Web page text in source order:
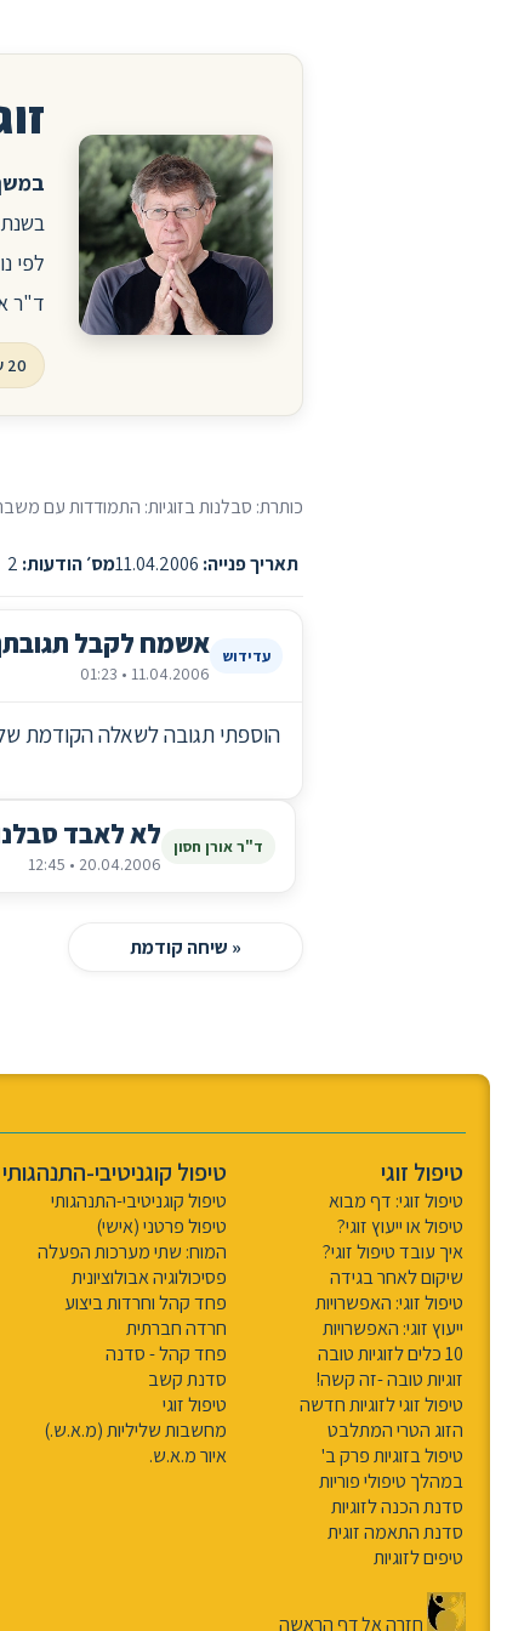
במשך 20 שנה ניהלתי את הפורום לזוגיות ויחסים
לפי
ד"ר
20 שנות פורום, עשרות אלפי שאלות ותשובות
כותרת: סבלנות בזוגיות: התמודדות עם
תאריך פנייה: מס׳ הודעות:
עדידוש אשמח לקבל
11.04.2006 • 01:23
הוספתי תגובה לשאלה הקודמת
ד"ר אורן חסון לא לאבד
20.04.2006 • 12:45
« שיחה קודמת
טיפול זוגי
טיפול זוגי: דף מבוא
טיפול או ייעוץ זוגי?
איך עובד טיפול זוגי?
שיקום לאחר בגידה
טיפול זוגי: האפשרויות
ייעוץ זוגי: האפשרויות
10 כלים לזוגיות טובה
זוגיות טובה -זה קשה!
טיפול זוגי לזוגיות חדשה
הזוג הטרי המתלבט
טיפול בזוגיות פרק ב'
במהלך טיפולי פוריות
סדנת הכנה לזוגיות
סדנת התאמה זוגית
טיפים לזוגיות
טיפול קוגניטיבי-התנהגותי
טיפול קוגניטיבי-התנהגותי
טיפול פרטני (אישי)
המוח: שתי מערכות הפעלה
פסיכולוגיה אבולוציונית
פחד קהל וחרדות ביצוע
חרדה חברתית
פחד קהל - סדנה
סדנת קשב
טיפול זוגי
מחשבות שליליות (מ.א.ש.)
איור מ.א.ש.
חזרה אל דף הראשה